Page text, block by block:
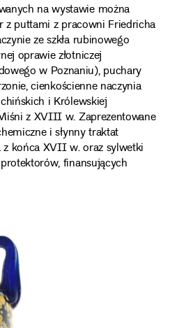
na wystawie można
z puttami z pracowni Friedricha
ze szkła rubinowego
oprawie złotniczej
w Poznaniu), puchary
cienkościenne naczynia
i Królewskiej
z XVIII w. Zaprezentowane
i słynny traktat
końca XVII w. oraz sylwetki
finansujących